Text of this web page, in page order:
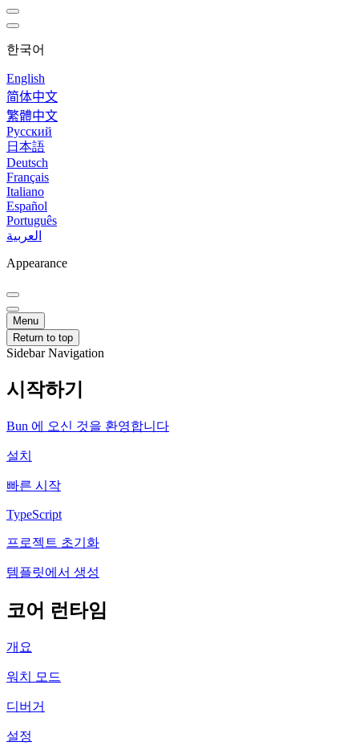
한국어
English
简体中文
繁體中文
Русский
日本語
Deutsch
Français
Italiano
Español
Português
العربية
Appearance
Menu
Return to top
Sidebar Navigation
시작하기
Bun 에 오신 것을 환영합니다
설치
빠른 시작
TypeScript
프로젝트 초기화
템플릿에서 생성
코어 런타임
개요
워치 모드
디버거
설정